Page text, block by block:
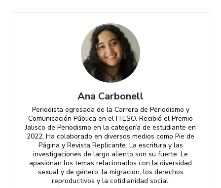
Ana Carbonell
Periodista egresada de la Carrera de Periodismo y
Comunicación Pública en el ITESO. Recibió el Premio
Jalisco de Periodismo en la categoría de estudiante en
2022. Ha colaborado en diversos medios como Pie de
Página y Revista Replicante. La escritura y las
investigaciones de largo aliento son su fuerte. Le
apasionan los temas relacionados con la diversidad
sexual y de género, la migración, los derechos
reproductivos y la cotidianidad social.